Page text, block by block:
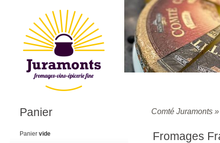
Comté Juramonts
Fromages
Panier
Panier vide